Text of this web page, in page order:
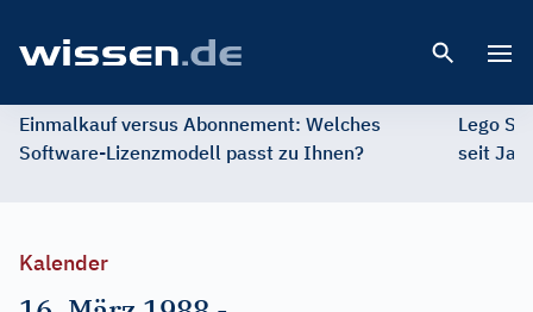
Einmalkauf versus Abonnement: Welches
Software-Lizenzmodell passt zu Ihnen?
Lego
seit
Kalender